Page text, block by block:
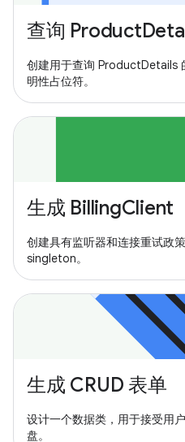
查询
创建用于查询 ProductDetails
明性占位符。
生成 BillingClient
创建具有监听器和连接重试政
singleton。
生成 CRUD 表单
设计一个数据类，用于接受用
盘。